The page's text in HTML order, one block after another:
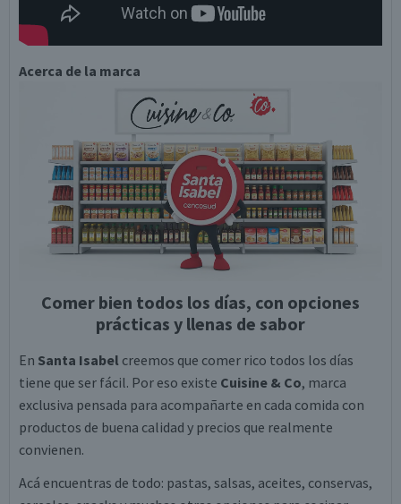
Acerca de la marca
Comer bien todos los días, con opciones
prácticas y llenas de sabor
En Santa Isabel creemos que comer rico todos los días
tiene que ser fácil. Por eso existe Cuisine & Co, marca
exclusiva pensada para acompañarte en cada comida con
productos de buena calidad y precios que realmente
convienen.
Acá encuentras de todo: pastas, salsas, aceites, conservas,